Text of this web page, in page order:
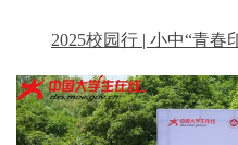
2025校园行 | 小中“青春